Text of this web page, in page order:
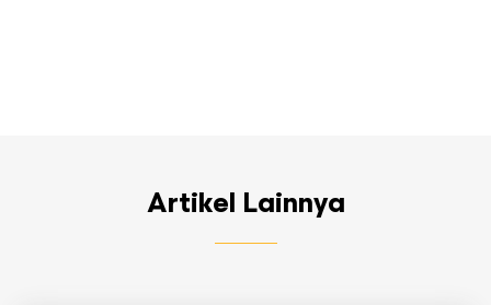
Artikel Lainnya